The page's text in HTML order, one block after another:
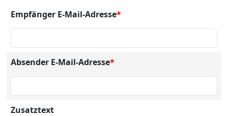
Empfänger E-Mail-Adresse*
Absender E-Mail-Adresse*
Zusatztext